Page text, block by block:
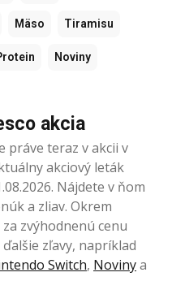
Mäso Tiramisu
Noviny
akcia
práve teraz v akcii v
akciový leták
Nájdete v ňom
a zliav. Okrem
zvýhodnenú cenu
zľavy, napríklad
Switch, Novinya